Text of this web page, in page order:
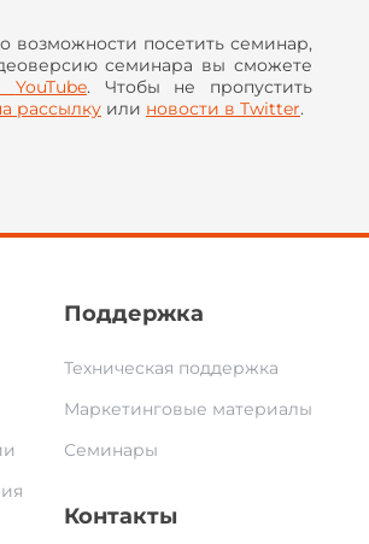
возможности посетить семинар,
семинара вы сможете
YouTube. Чтобы не пропустить
рассылку или новости в Twitter.
Поддержка
Техническая поддержка
Маркетинговые материалы
Семинары
Контакты